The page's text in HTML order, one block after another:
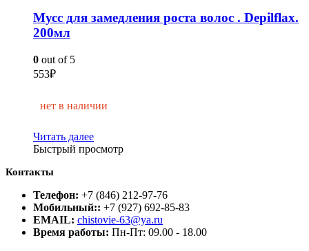
Мусс для замедления роста волос . Depilflax.
200мл
0 out of 5
553₽
нет в наличии
Читать далее
Быстрый просмотр
Контакты
Телефон: +7 (846) 212-97-76
Мобильный:: +7 (927) 692-85-83
EMAIL: chistovie-63@ya.ru
Время работы: Пн-Пт: 09.00 - 18.00